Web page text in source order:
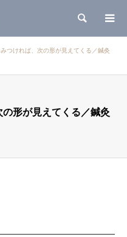
検索
つければ、次の形が見えてくる／鍼灸
形が見えてくる／鍼灸